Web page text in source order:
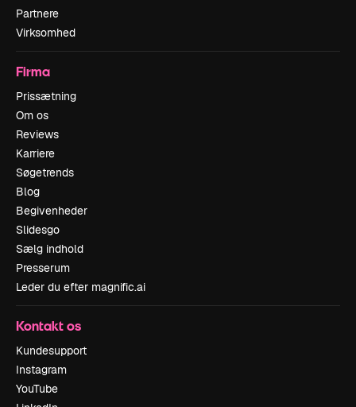
Partnere
Virksomhed
Firma
Prissætning
Om os
Reviews
Karriere
Søgetrends
Blog
Begivenheder
Slidesgo
Sælg indhold
Presserum
Leder du efter magnific.ai
Kontakt os
Kundesupport
Instagram
YouTube